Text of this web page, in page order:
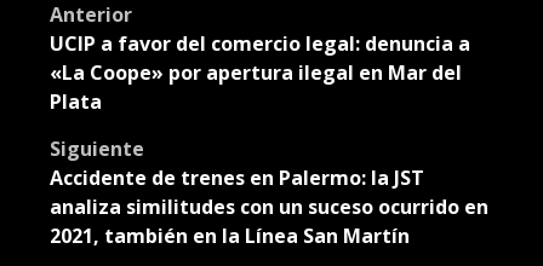
Post
navigation
Anterior
UCIP a favor del comercio legal: denuncia a
«La Coope» por apertura ilegal en Mar del
Plata
Siguiente
Accidente de trenes en Palermo: la JST
analiza similitudes con un suceso ocurrido en
2021, también en la Línea San Martín